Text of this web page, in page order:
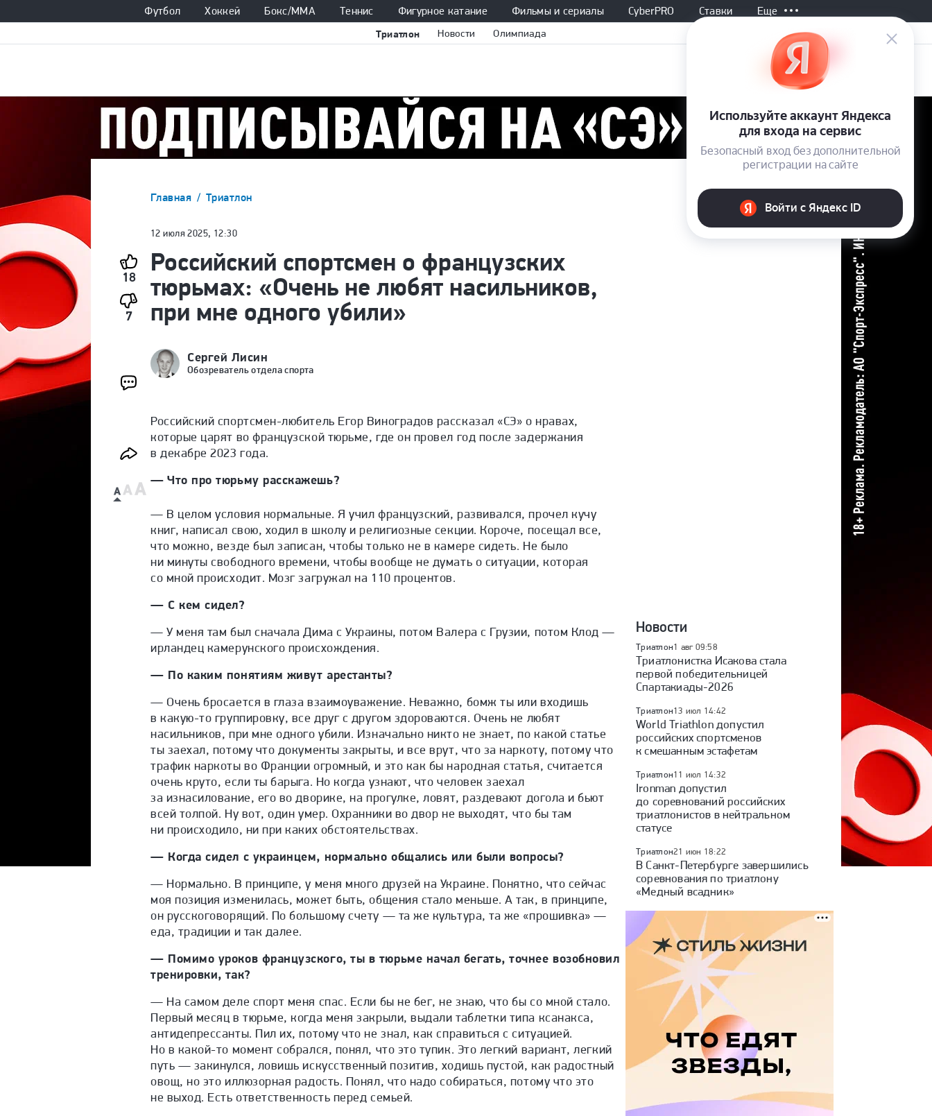
Футбол Хоккей Бокс/ММА Теннис Фигурное катание Фильмы и сериалы CyberPRO Ставки
Еще
Триатлон
Новости Олимпиада
Главная Триатлон
18
7
12 июля 2025, 12:30
Российский спортсмен о французских
тюрьмах: «Очень не любят насильников,
при мне одного убили»
Сергей Лисин
Обозреватель отдела спорта
Российский спортсмен-любитель Егор Виноградов рассказал «СЭ» о нравах,
которые царят во французской тюрьме, где он провел год после задержания
в декабре 2023 года.
— Что про тюрьму расскажешь?
— В целом условия нормальные. Я учил французский, развивался, прочел кучу
книг, написал свою, ходил в школу и религиозные секции. Короче, посещал все,
что можно, везде был записан, чтобы только не в камере сидеть. Не было
ни минуты свободного времени, чтобы вообще не думать о ситуации, которая
со мной происходит. Мозг загружал на 110 процентов.
— С кем сидел?
— У меня там был сначала Дима с Украины, потом Валера с Грузии, потом Клод —
ирландец камерунского происхождения.
— По каким понятиям живут арестанты?
— Очень бросается в глаза взаимоуважение. Неважно, бомж ты или входишь
в какую-то группировку, все друг с другом здороваются. Очень не любят
насильников, при мне одного убили. Изначально никто не знает, по какой статье
ты заехал, потому что документы закрыты, и все врут, что за наркоту, потому что
трафик наркоты во Франции огромный, и это как бы народная статья, считается
очень круто, если ты барыга. Но когда узнают, что человек заехал
за изнасилование, его во дворике, на прогулке, ловят, раздевают догола и бьют
всей толпой. Ну вот, один умер. Охранники во двор не выходят, что бы там
ни происходило, ни при каких обстоятельствах.
— Когда сидел с украинцем, нормально общались или были вопросы?
— Нормально. В принципе, у меня много друзей на Украине. Понятно, что сейчас
моя позиция изменилась, может быть, общения стало меньше. А так, в принципе,
он русскоговорящий. По большому счету — та же культура, та же «прошивка» —
еда, традиции и так далее.
— Помимо уроков французского, ты в тюрьме начал бегать, точнее возобновил
тренировки, так?
— На самом деле спорт меня спас. Если бы не бег, не знаю, что бы со мной стало.
Первый месяц в тюрьме, когда меня закрыли, выдали таблетки типа ксанакса,
антидепрессанты. Пил их, потому что не знал, как справиться с ситуацией.
Но в какой-то момент собрался, понял, что это тупик. Это легкий вариант, легкий
путь — закинулся, ловишь искусственный позитив, ходишь пустой, как радостный
овощ, но это иллюзорная радость. Понял, что надо собираться, потому что это
не выход. Есть ответственность перед семьей.
Новости
Триатлон1 авг 09:58
Триатлонистка Исакова стала
первой победительницей
Спартакиады-2026
Триатлон13 июл 14:42
World Triathlon допустил
российских спортсменов
к смешанным эстафетам
Триатлон11 июл 14:32
Ironman допустил
до соревнований российских
триатлонистов в нейтральном
статусе
Триатлон21 июн 18:22
В Санкт-Петербурге завершились
соревнования по триатлону
«Медный всадник»